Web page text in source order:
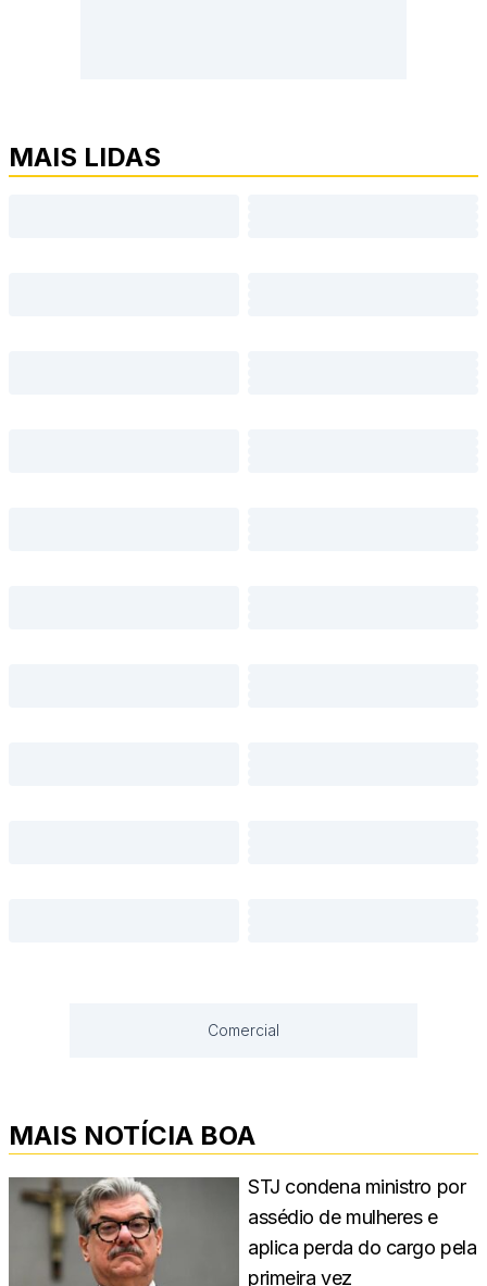
MAIS LIDAS
Comercial
MAIS NOTÍCIA BOA
STJ condena ministro por
assédio de mulheres e
aplica perda do cargo pela
primeira vez